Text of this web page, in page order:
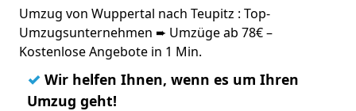
Umzug von Wuppertal nach Teupitz : Top-
Umzugsunternehmen ➨ Umzüge ab 78€ –
Kostenlose Angebote in 1 Min.
✓ Wir helfen Ihnen, wenn es um Ihren
Umzug geht!